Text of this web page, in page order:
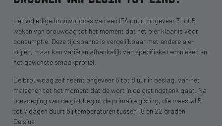
Het volledige brouwproces van een IPA duurt ongeveer 3 tot 5
weken van brouwdag tot het moment dat het bier klaar is voor
consumptie. Deze tijdspanne is vergelijkbaar met andere ale-
stijlen, maar kan variëren afhankelijk van specifieke technieken en
het gewenste smaakprofiel.
De brouwdag zelf neemt ongeveer 6 tot 8 uur in beslag, van het
maischen tot het moment dat de wort in de gistingstank gaat. Na
toevoeging van de gist begint de primaire gisting, die meestal 5
tot 7 dagen duurt bij temperaturen tussen 18 en 22 graden
Celsius.